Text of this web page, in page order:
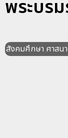
พระบร
สังคมศึกษา ศาสน